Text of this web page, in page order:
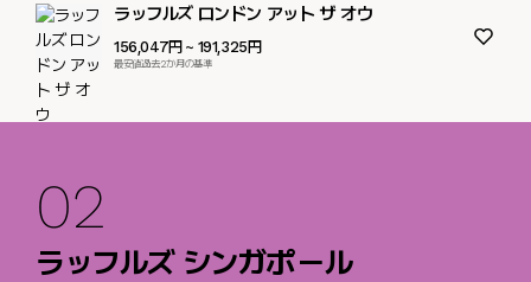
ラッフルズ ロンドン アット ザ オウ
156,047円~ 191,325円
最安値過去2か月の基準
02
ラッフルズ シンガポール